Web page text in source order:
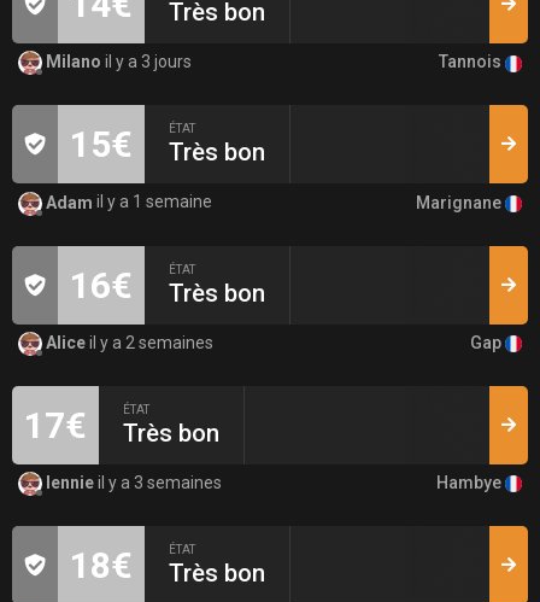
Très bon
Milano il y a 3 jours Tannois
15€ ÉTAT
Très bon
Adam il y a 1 semaine Marignane
16€ ÉTAT
Très bon
Aliceil y a 2 semaines Gap
17€ ÉTAT
Très bon
lennieil y a 3 semaines Hambye
18€ ÉTAT
Très bon